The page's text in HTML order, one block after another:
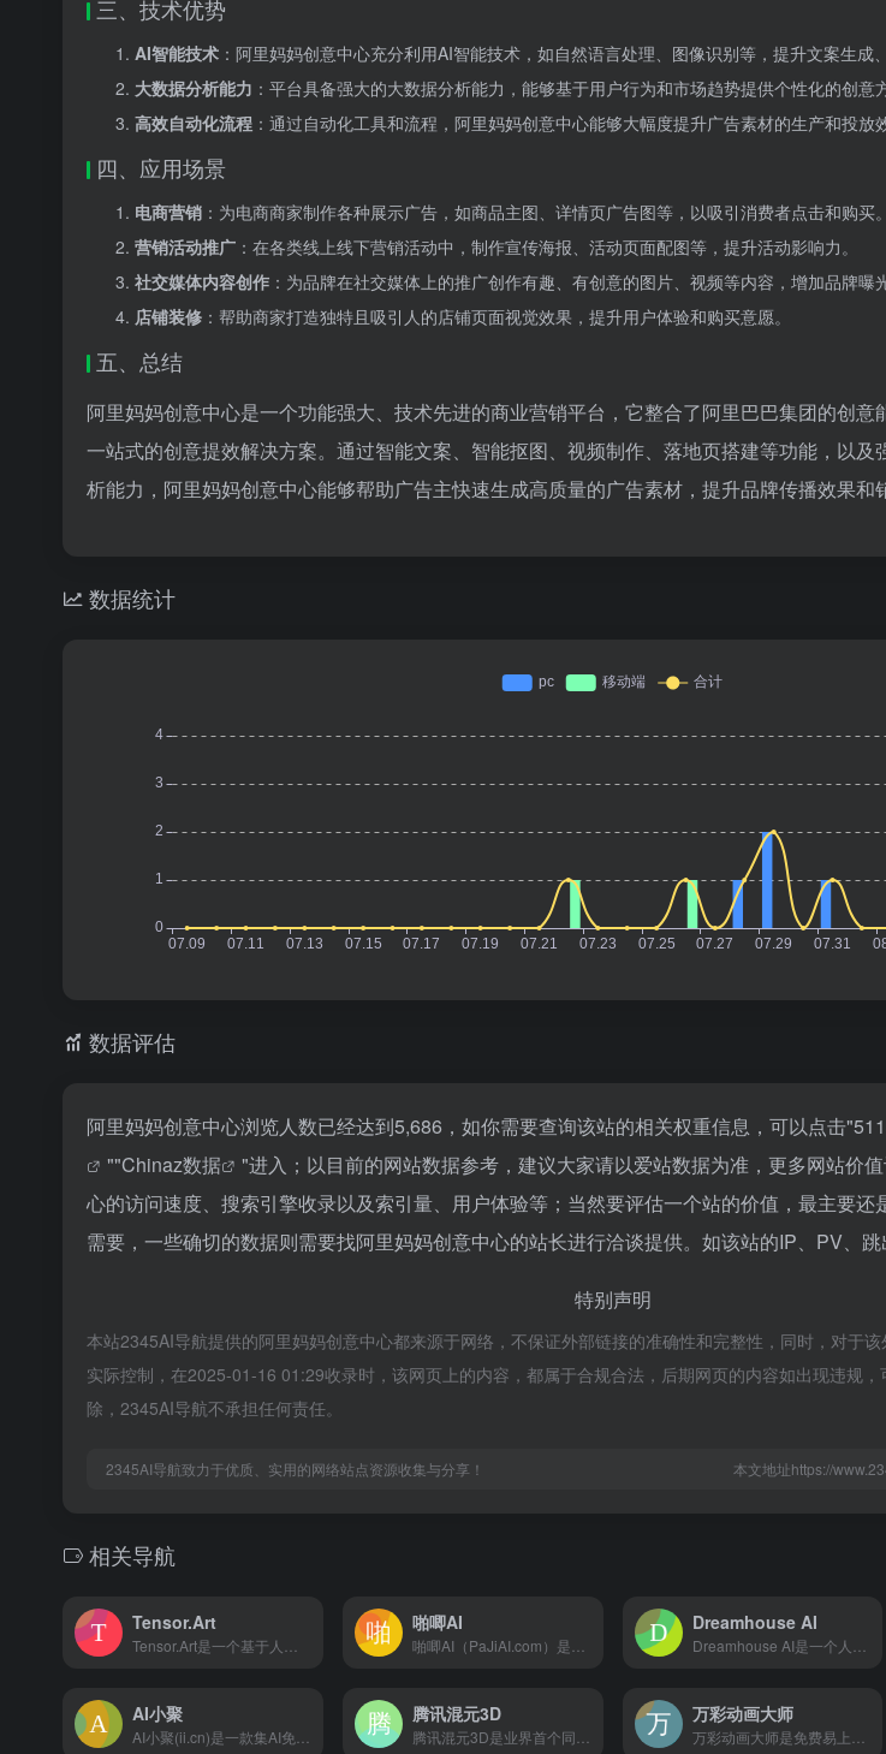
三、技术优势
AI智能技术 ：阿里妈妈创意中心充分利用AI智能技术，如自然语言处理、图像识别等，提升文案生成
大数据分析能力 ：平台具备强大的大数据分析能力，能够基于用户行为和市场趋势提供个性化的创意
高效自动化流程 ：通过自动化工具和流程，阿里妈妈创意中心能够大幅度提升广告素材的生产和投放
四、应用场景
电商营销 ：为电商商家制作各种展示广告，如商品主图、详情页广告图等，以吸引消费者点击和购买。
营销活动推广 ：在各类线上线下营销活动中，制作宣传海报、活动页面配图等，提升活动影响力。
社交媒体内容创作 ：为品牌在社交媒体上的推广创作有趣、有创意的图片、视频等内容，增加品牌曝
店铺装修 ：帮助商家打造独特且吸引人的店铺页面视觉效果，提升用户体验和购买意愿。
五、总结
阿里妈妈创意中心是一个功能强大、技术先进的商业营销平台，它整合了阿里巴巴集团的创意
一站式的创意提效解决方案。通过智能文案、智能抠图、视频制作、落地页搭建等功能，以及
析能力，阿里妈妈创意中心能够帮助广告主快速生成高质量的广告素材，提升品牌传播效果和
数据统计
数据评估
阿里妈妈创意中心浏览人数已经达到5,686，如你需要查询该站的相关权重信息，可以点击"
""Chinaz数据
"进入；以目前的网站数据参考，建议大家请以爱站数据为准，更多网站价
心的访问速度、搜索引擎收录以及索引量、用户体验等；当然要评估一个站的价值，最主要还
需要，一些确切的数据则需要找阿里妈妈创意中心的站长进行洽谈提供。如该站的IP、PV、跳
特别声明
本站2345AI导航提供的阿里妈妈创意中心都来源于网络，不保证外部链接的准确性和完整性，同时，对于
实际控制，在2025-01-16 01:29收录时，该网页上的内容，都属于合规合法，后期网页的内容如出现违规
除，2345AI导航不承担任何责任。
2345AI导航致力于优质、实用的网络站点资源收集与分享！ 本文地址https://
相关导航
Tensor.Art 啪唧AI Dreamhouse AI
AI小聚 腾讯混元3D 万彩动画大师